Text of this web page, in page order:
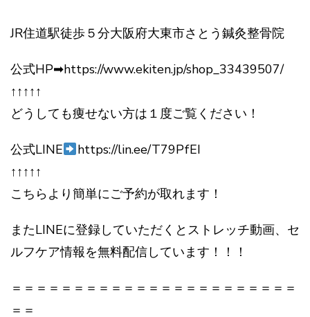
JR住道駅徒歩５分大阪府大東市さとう鍼灸整骨院
公式HP➡https://www.ekiten.jp/shop_33439507/
↑↑↑↑↑
どうしても痩せない方は１度ご覧ください！
公式LINE
https://lin.ee/T79PfEI
↑↑↑↑↑
こちらより簡単にご予約が取れます！
またLINEに登録していただくとストレッチ動画、セ
ルフケア情報を無料配信しています！！！
＝＝＝＝＝＝＝＝＝＝＝＝＝＝＝＝＝＝＝＝＝＝＝
＝＝